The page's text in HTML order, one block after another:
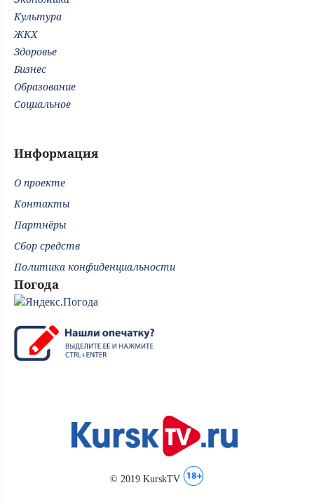
Культура
ЖКХ
Здоровье
Бизнес
Образование
Социальное
Информация
О проекте
Контакты
Партнёры
Сбор средств
Политика конфиденциальности
Погода
© 2019 KurskTV